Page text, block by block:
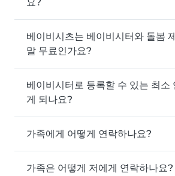
베이비시츠는 베이비시터와 돌봄
말 무료인가요?
베이비시터로 등록할 수 있는 최소
게 되나요?
가족에게 어떻게 연락하나요?
가족은 어떻게 저에게 연락하나요?